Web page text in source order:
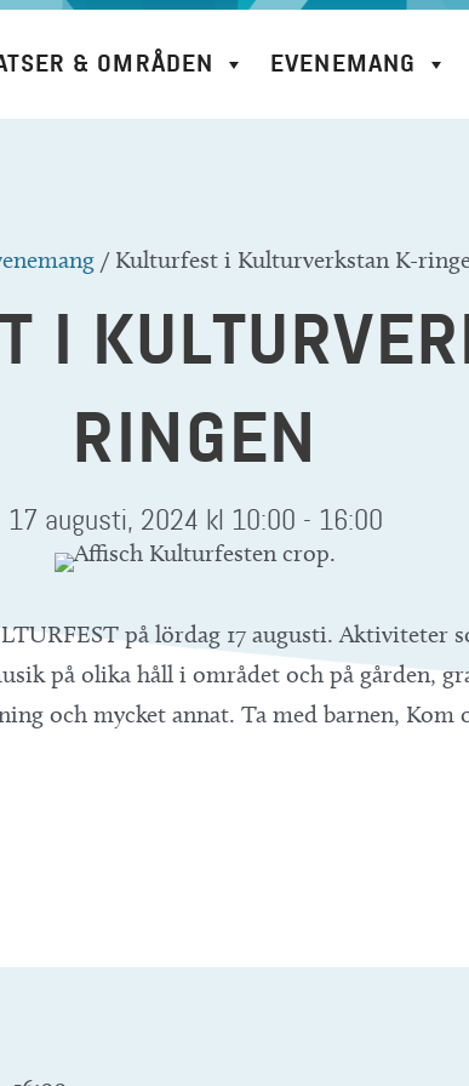
& OMRÅDEN EVENEMANG
/ Kulturfest i Kulturverkstan K-
I
RINGEN
17 augusti, 2024 kl 10:00 - 16:00
på lördag 17 augusti. Aktiviteter
på olika håll i området och på gården,
och mycket annat. Ta med barnen, Kom